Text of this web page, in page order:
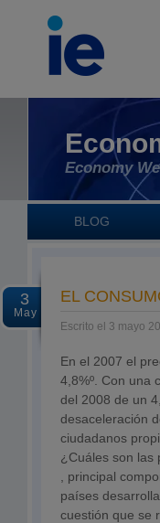
Economy
BLOG
3
May
EL
Escrito el 3 mayo
En el 2007 el
4,8%º. Con una
del 2008 de un
desaceleración
ciudadanos
¿Cuáles son las
, principal
países
cuestión que se